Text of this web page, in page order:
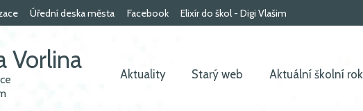
Úřední deska města Facebook Elixír do škol - Digi Vlašim
Vorlina Aktuality Starý web Aktuální školní rok